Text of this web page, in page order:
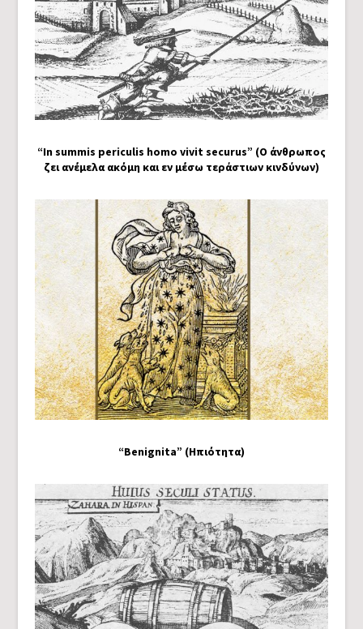
“In summis periculis homo vivit securus” (Ο άνθρωπος
ζει ανέμελα ακόμη και εν μέσω τεράστιων κινδύνων)
“Benignita” (Ηπιότητα)